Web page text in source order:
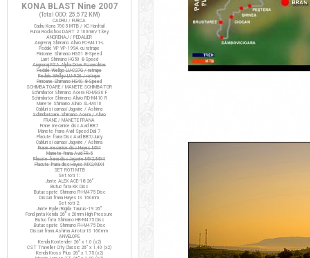
KONA BLAST Nine 2007
(Total ODO: 25.572 KM )
CADRU / FURCA
Cadru Kona 7005 MTB / XC Hardtail
Furca Rockshox DART 2 100mm/T.key
ANGRENAJ / PEDALIER
Angrenaj Shimano Alivio FC-M411-L
Pedale VP VP-199A cu ratrape
Pinioane Shimano HG51 8-Speed
Lant Shimano HG50 8-Speed
Angrenaj FSA Alpha Drive Powerdrive
Pedale Wellgo LU-C27G / ratrape
Pedale Wellgo LU-926 / ratrape
Pinioane Shimano HG40 8-Speed
SCHIMBATOARE / MANETE SCHIMBATOR
Schimbator Shimano Acera FD-M330 F
Schimbator Shimano Alivio RD-M410 R
Manete Shimano Alivio SL-M410
Cabluri si camasi Jagwire / Ashima
Schimbatoare Shimano Acera / Alivio
FRANE / MANETE FRANA
Frane mecanice disc Avid BB7
Manete frana Avid Speed Dial 7
Placute frana Disc Avid BB7/Juicy
Cabluri si camasi Jagwire / Ashima
Frane mecanice disc Hayes MX4
Manete frana Avid FR-5
Placute frana disc Jagwire MX2/MX4
Placute frana disc Hayes MX2/MX4
SET ROTI MTB
Set roti 1:
Jante ALEX ACE-18 26"
Butuc fata KK Disc
Butuc spate Shimano FH-M475 Disc
Discuri frana Hayes IS 160mm
Set roti 2:
Jante Ryde/Rigida Taurus-19 26"
Fond janta Kenda 26" x 20mm High Pressure
Butuc fata Shimano HB-M475 Disc
Butuc spate Shimano FH-M475 Disc
Discuri frana Ashima Airotor IS 160mm
ANVELOPE
Kenda Kontender 26" x 1.0 (x2)
CST Traveller City Classic 26" x 1.40 (x2)
Kenda Kross Plus 26" x 1.75 (x2)